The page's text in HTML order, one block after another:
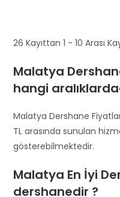
26 Kayıttan 1 - 10 Arası
Malatya
hangi
Malatya Dershane
TL arasında sunulan
gösterebilmektedir.
Malatya En İyi
dershanedir ?